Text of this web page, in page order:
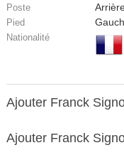
Poste
Pied
Nationalité
Ajouter Franck
Ajouter Franck